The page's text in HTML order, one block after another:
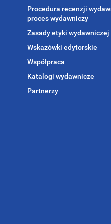
Procedura recenzji
proces wydawniczy
Zasady etyki wydawniczej
Wskazówki edytorskie
Współpraca
Katalogi wydawnicze
Partnerzy